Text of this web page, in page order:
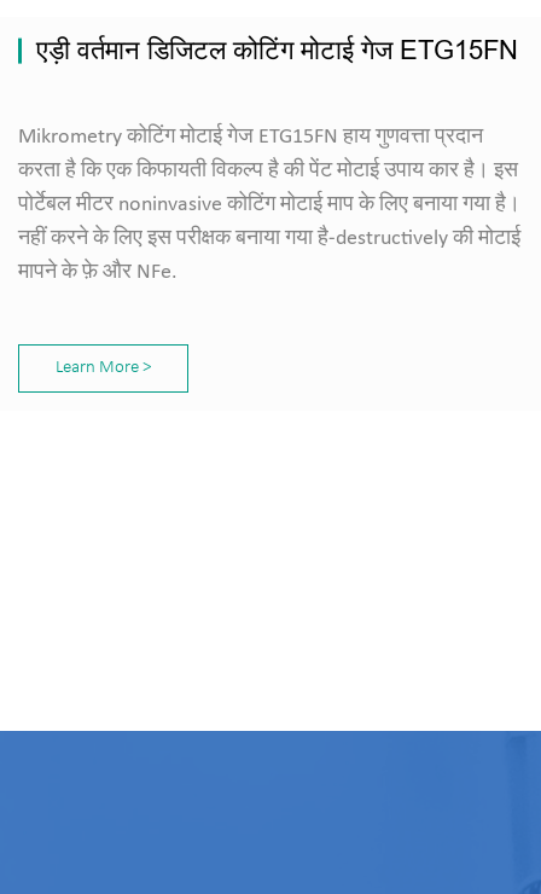
एड़ी वर्तमान डिजिटल कोटिंग मोटाई गेज ETG15FN
Mikrometry कोटिंग मोटाई गेज ETG15FN हाय गुणवत्ता प्रदान
करता है कि एक किफायती विकल्प है की पेंट मोटाई उपाय कार है। इस
पोर्टेबल मीटर noninvasive कोटिंग मोटाई माप के लिए बनाया गया है।
नहीं करने के लिए इस परीक्षक बनाया गया है-destructively की मोटाई
मापने के फ़े और NFe.
Learn More >